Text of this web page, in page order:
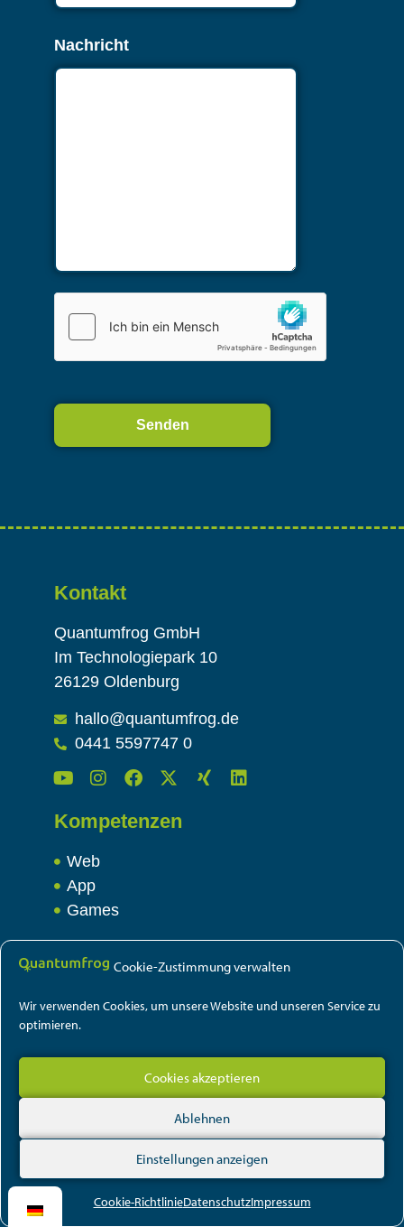
Cookie-Zustimmung verwalten
Wir verwenden Cookies, um unsere Website und unseren Service zu
optimieren.
Cookies akzeptieren
Ablehnen
Einstellungen anzeigen
Cookie-RichtlinieDatenschutz­Impressum
Nachricht
Kontakt
Quantumfrog GmbH
Im Technologiepark 10
26129 Oldenburg
hallo@quantumfrog.de
0441 5597747 0
Kompetenzen
Web
App
Games
Jobs
Allgemeins
Impressum
© Quantumfrog – 2024